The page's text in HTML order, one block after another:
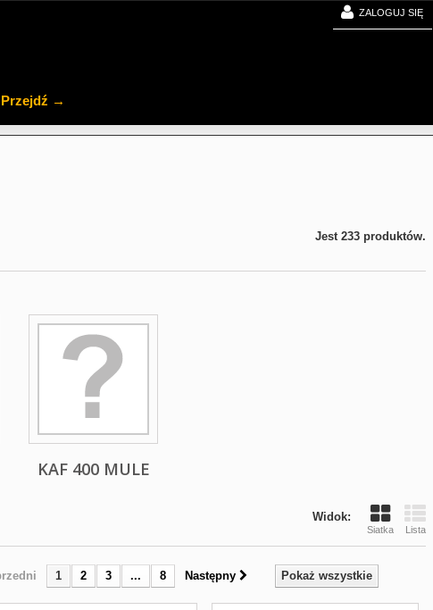
ZALOGUJ SIĘ
Przejdź →
Jest 233 produktów.
KAF 400 MULE
Widok:
Siatka Lista
Pokaż wszystkie
1 2 3 ... 8 Następny